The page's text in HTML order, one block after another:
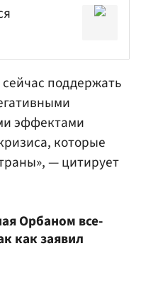
поддержать
эффектами
которые
— цитирует
Орбаном все-
как заявил